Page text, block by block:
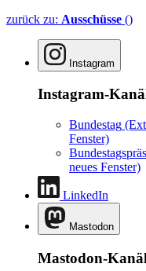
zurück zu: Ausschüsse ()
Instagram
Instagram-
Bundestag
Fenster)
neues Fenster)
LinkedIn
Mastodon
Mastodon-